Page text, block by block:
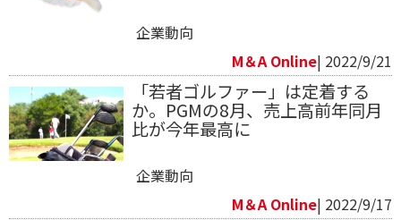
企業動向
M＆A Online| 2022/9/21
「若者ゴルファー」は定着する
か。PGMの8月、売上高前年同月
比が今年最高に
企業動向
M＆A Online| 2022/9/17